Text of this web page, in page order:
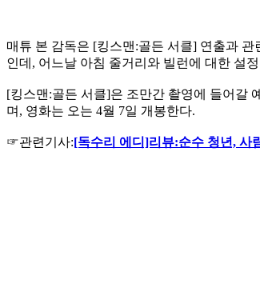
매튜 본 감독은 [킹스맨:골든 서클] 연출과
인데, 어느날 아침 줄거리와 빌런에 대한 설
[킹스맨:골든 서클]은 조만간 촬영에 들어갈
며, 영화는 오는 4월 7일 개봉한다.
☞관련기사:[독수리 에디]리뷰:순수 청년, 사